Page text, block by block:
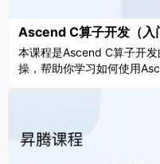
Ascend C算子开发（入
本课程是Ascend C算子开
操，帮助你学习如何使用